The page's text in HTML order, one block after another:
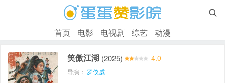

首页 电影 电视剧 综艺 动漫
笑傲江湖 (2025) 4.0
导演： 罗仪威